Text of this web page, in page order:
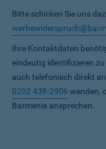
Bitte schicken Sie uns
Ihre Kontaktdaten
eindeutig identifizieren
auch telefonisch direkt
0202 438-2906 wenden,
Barmenia ansprechen.